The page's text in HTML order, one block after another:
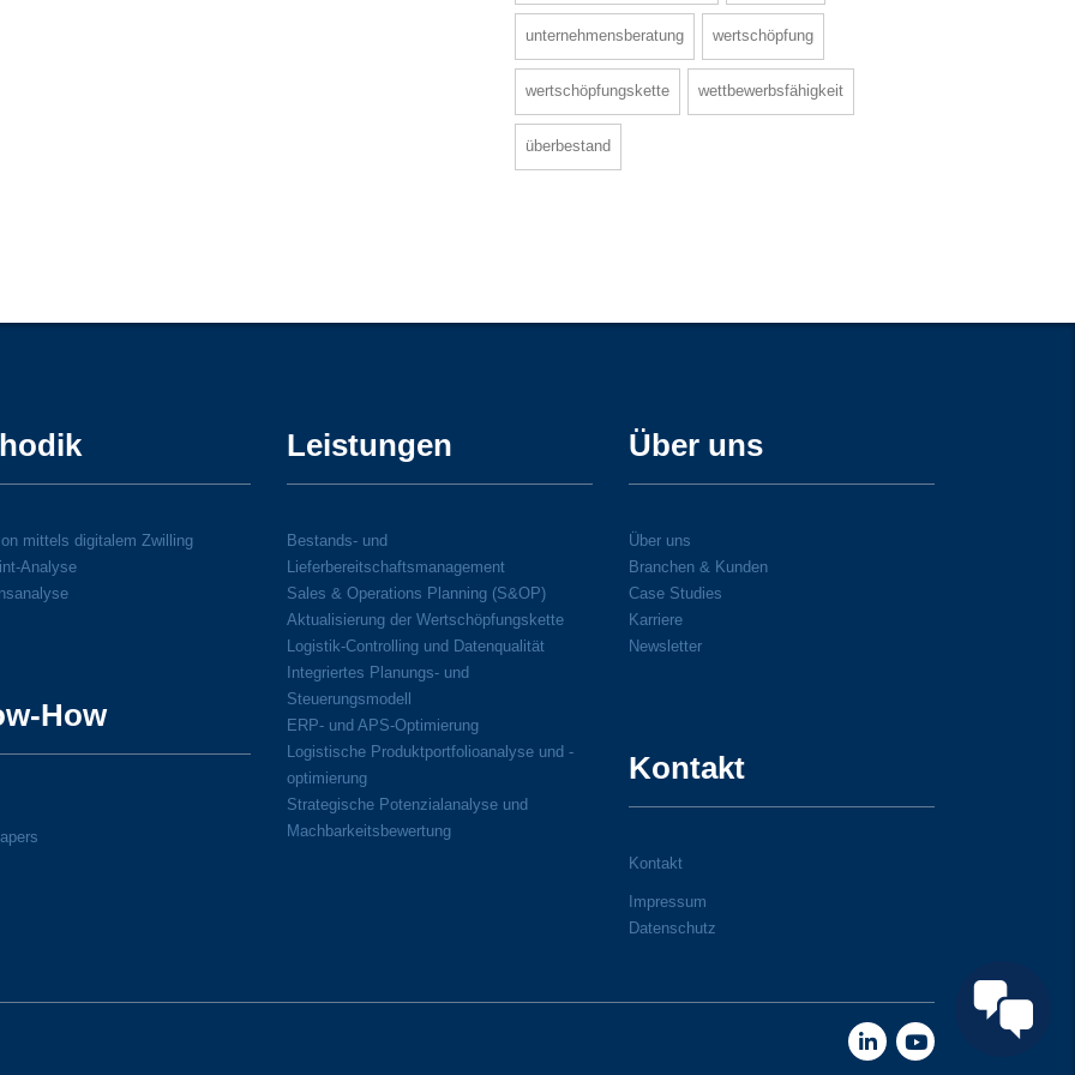
unternehmensberatung wertschöpfung
wertschöpfungskette wettbewerbsfähigkeit
überbestand
mittels digitalem Zwilling
Analyse
How
Leistungen
Bestands- und
Lieferbereitschaftsmanagement
Sales & Operations Planning (S&OP)
Aktualisierung der Wertschöpfungskette
Logistik-Controlling und Datenqualität
Integriertes Planungs- und
Steuerungsmodell
ERP- und APS-Optimierung
Logistische Produktportfolioanalyse und -
optimierung
Strategische Potenzialanalyse und
Machbarkeitsbewertung
Über uns
Über uns
Branchen & Kunden
Case Studies
Karriere
Newsletter
Kontakt
Kontakt
Impressum
Datenschutz